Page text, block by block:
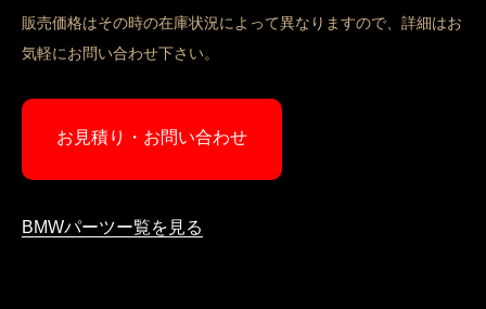
販売価格はその時の在庫状況によって異なりますので、詳細はお
気軽にお問い合わせ下さい。
お見積り・お問い合わせ
BMWパーツー覧を見る